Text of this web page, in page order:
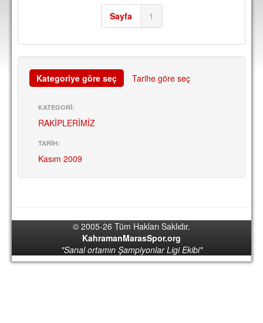
BİLETLER
LİSANSLI ÜRÜNLER
MULTİMEDYA
MARŞ & TEZAHÜRATLAR
KULÜP
SPOR TESİSLERİ
YÖNETİM KURULU
Sayfa 1
Kategoriye göre seç Tarihe göre seç
KATEGORİ:
RAKİPLERİMİZ
TARİH:
Kasım 2009
© 2005-26 Tüm Hakları Saklıdır.
KahramanMarasSpor.org
"Sanal ortamın Şampiyonlar Ligi Ekibi"